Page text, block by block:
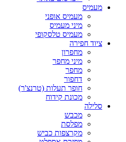
מעמיס
מעמיס אופני
מיני מעמיס
מעמיס טלסקופי
ציוד חפירה
מחפרון
מיני מחפר
מחפר
דחפור
חופר תעלות (טרנצ'ר)
מכונת קידוח
סלילה
מכבש
מפלסת
מקרצפות כביש